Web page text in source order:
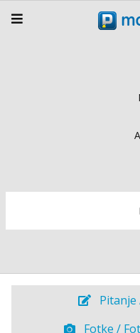
Pitanje
Fotke /